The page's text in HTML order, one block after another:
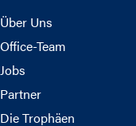
Über Uns
Office-Team
Jobs
Partner
Die Trophäen